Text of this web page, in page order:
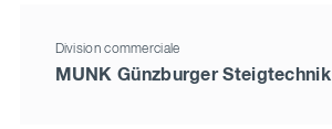
Division commerciale
MUNK Günzburger Steigtechnik